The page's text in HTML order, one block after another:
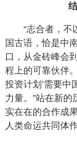
“志合者，不
国古语，恰是中
口，从金砖峰会
程上的可靠伙伴
投资计划’需要中
力量。”站在新
实在在的合作成
人类命运共同体